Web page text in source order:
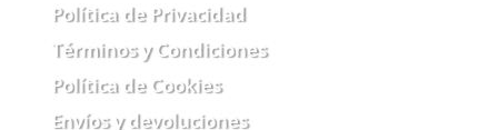
Política de Privacidad
Términos y Condiciones
Política de Cookies
Envíos y devoluciones